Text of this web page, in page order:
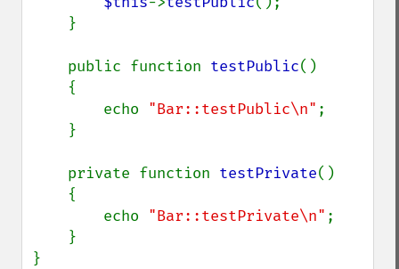
    public function
testPublic()
        echo
"Bar::testPublic\n" ;
    private function
testPrivate()
        echo
"Bar::testPrivate\n" ;
}